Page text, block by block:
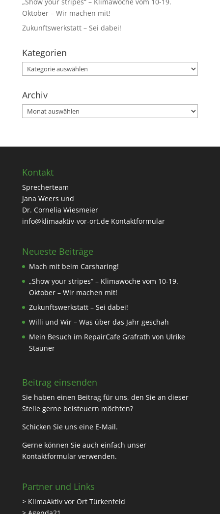
Oktober – Wir machen mit!
Zukunftswerkstatt – Sei dabei!
Kategorien
Kategorien
Archiv
Archiv
Kontakt
Sprecherteam
Jana Weers und
Dr. Cornelia Wiesmeier
info@klimaaktiv-vor-ort.de Kontaktformular
Neueste Beiträge
Mach mit beim Carsharing!
„Show your stripes“ – Klimawoche vom 10-19.
Oktober – Wir machen mit!
Zukunftswerkstatt – Sei dabei!
Willi und Wir – Was über das Jahr geschah
Mein Besuch im RepairCafe Grafrath von Ulrike
Stauner
Beitrag einsenden
Sie haben einen Beitrag für uns, den Sie an dieser
Stelle gerne beisteuern möchten?
Schicken Sie uns eine E-Mail.
Gerne können Sie auch einfach unser
Kontaktformularverwenden.
Partner und Links
> KlimaAktiv vor Ort Türkenfeld